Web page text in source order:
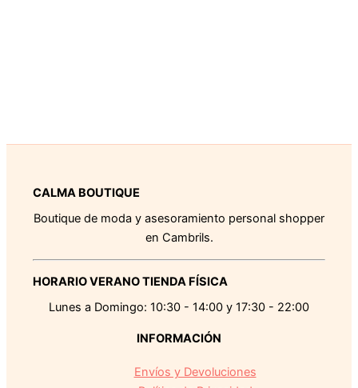
CALMA BOUTIQUE
Boutique de moda y asesoramiento personal shopper
en Cambrils.
HORARIO VERANO TIENDA FÍSICA
Lunes a Domingo: 10:30 - 14:00 y 17:30 - 22:00
INFORMACIÓN
Envíos y Devoluciones